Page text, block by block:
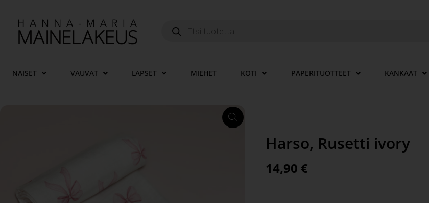
NAISET VAUVAT LAPSET MIEHET KOTI PAPERITUOTTEET KANKAAT
Harso, Rusetti ivory
14,90 €